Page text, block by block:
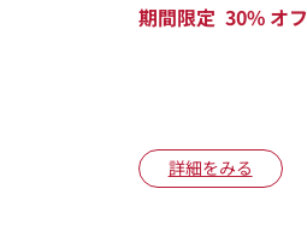
期間限定 30% オフ
詳細をみる